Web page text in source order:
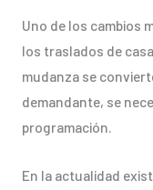
Uno de los cambios
los traslados de
mudanza se
demandante, se
programación.
En la actualidad